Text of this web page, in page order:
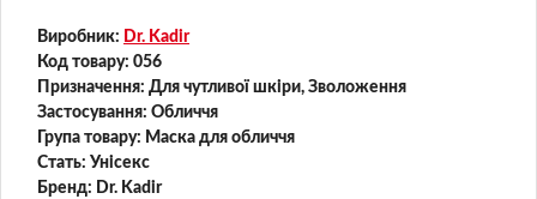
Виробник: Dr. Kadir
Код товару: 056
Призначення: Для чутливої ​​шкіри, Зволоження
Застосування: Обличчя
Група товару: Маска для обличчя
Стать: Унісекс
Бренд: Dr. Kadir